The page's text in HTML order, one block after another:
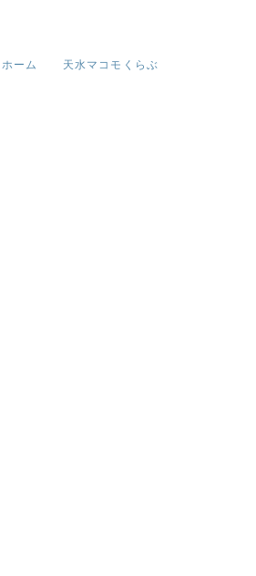
ホーム 天水マコモくらぶ